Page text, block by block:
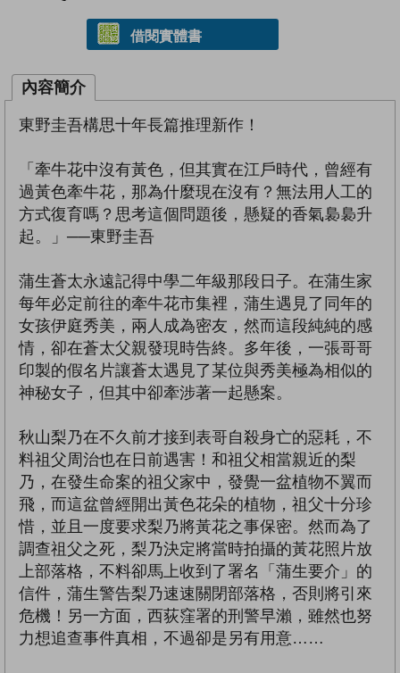
借閱實體書
內容簡介
東野圭吾構思十年長篇推理新作！
「牽牛花中沒有黃色，但其實在江戶時代，曾經有
過黃色牽牛花，那為什麼現在沒有？無法用人工的
方式復育嗎？思考這個問題後，懸疑的香氣裊裊升
起。」──東野圭吾
蒲生蒼太永遠記得中學二年級那段日子。在蒲生家
每年必定前往的牽牛花市集裡，蒲生遇見了同年的
女孩伊庭秀美，兩人成為密友，然而這段純純的感
情，卻在蒼太父親發現時告終。多年後，一張哥哥
印製的假名片讓蒼太遇見了某位與秀美極為相似的
神秘女子，但其中卻牽涉著一起懸案。
秋山梨乃在不久前才接到表哥自殺身亡的惡耗，不
料祖父周治也在日前遇害！和祖父相當親近的梨
乃，在發生命案的祖父家中，發覺一盆植物不翼而
飛，而這盆曾經開出黃色花朵的植物，祖父十分珍
惜，並且一度要求梨乃將黃花之事保密。然而為了
調查祖父之死，梨乃決定將當時拍攝的黃花照片放
上部落格，不料卻馬上收到了署名「蒲生要介」的
信件，蒲生警告梨乃速速關閉部落格，否則將引來
危機！另一方面，西荻窪署的刑警早瀨，雖然也努
力想追查事件真相，不過卻是另有用意……